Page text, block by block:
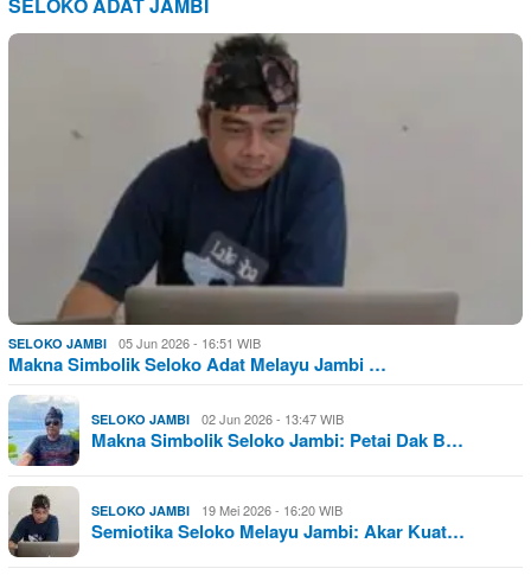
SELOKO ADAT JAMBI
SELOKO JAMBI 05 Jun 2026 - 16:51 WIB
Makna Simbolik Seloko Adat Melayu Jambi …
SELOKO JAMBI 02 Jun 2026 - 13:47 WIB
Makna Simbolik Seloko Jambi: Petai Dak B…
SELOKO JAMBI 19 Mei 2026 - 16:20 WIB
Semiotika Seloko Melayu Jambi: Akar Kuat…